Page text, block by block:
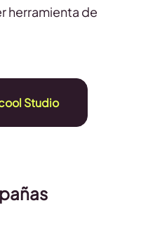
herramienta de
Studio